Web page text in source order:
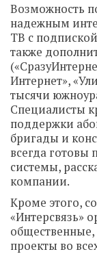
Возможность
надежным
ТВ с
также
Интернет»,
тысячи
Специалисты
поддержки
бригады и
всегда готовы
системы,
компании.
Кроме этого,
«Интерсвязь»
проекты во